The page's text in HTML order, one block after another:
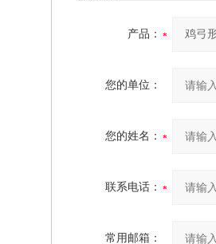
产品：
您的单位：
您的姓名：
联系电话：
常用邮箱：